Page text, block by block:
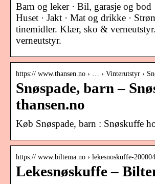
Barn og leker · Bil, garasje og bod
Huset · Jakt · Mat og drikke ·
tinemidler. Klær, sko &
verneutstyr.
https:// www.thansen.no › … › Vinterutstyr ›
Snøspade, barn –
thansen.no
Køb Snøspade, barn : Snøskuffe
https:// www.biltema.no › lekesnoskuffe-
Lekesnøskuffe –